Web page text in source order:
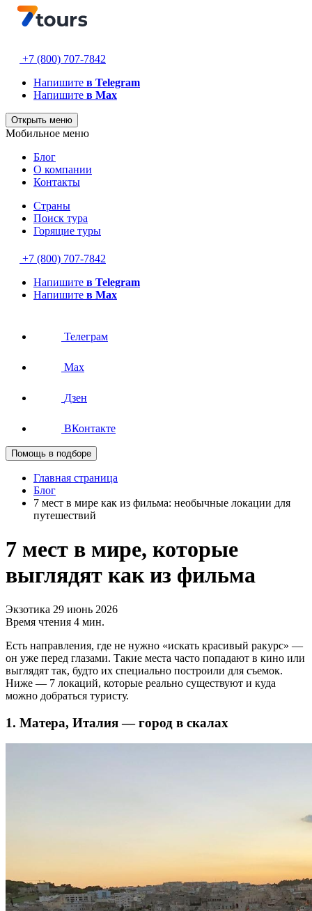
+7 (800) 707-7842
Напишите в Telegram
Напишите в Max
Открыть меню
Мобильное меню
Блог
О компании
Контакты
Страны
Поиск тура
Горящие туры
+7 (800) 707-7842
Напишите в Telegram
Напишите в Max
Телеграм
Max
Дзен
ВКонтакте
Помощь в подборе
Главная страница
Блог
7 мест в мире как из фильма: необычные локации для
путешествий
7 мест в мире, которые
выглядят как из фильма
Экзотика 29 июнь 2026
Время чтения 4 мин.
Есть направления, где не нужно «искать красивый ракурс» —
он уже перед глазами. Такие места часто попадают в кино или
выглядят так, будто их специально построили для съемок.
Ниже — 7 локаций, которые реально существуют и куда
можно добраться туристу.
1. Матера, Италия — город в скалах